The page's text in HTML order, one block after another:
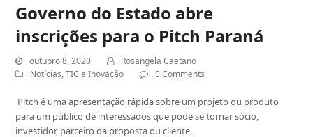
Governo do Estado abre
inscrições para o Pitch Paraná
outubro 8, 2020
Rosangela Caetano
Notícias,TIC e Inovação 0 Comments
Pitch é uma apresentação rápida sobre um projeto ou produto
para um público de interessados que pode se tornar sócio,
investidor, parceiro da proposta ou cliente.